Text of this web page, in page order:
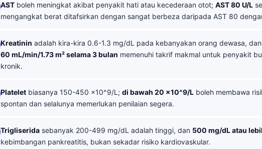
AST boleh meningkat akibat penyakit hati atau kecederaan otot; AST 80 U/L
mengangkat berat ditafsirkan dengan sangat berbeza daripada AST 80
Kreatinin adalah kira-kira 0.6-1.3 mg/dL pada kebanyakan orang dewasa, dan
60 mL/min/1.73 m² selama 3 bulan memenuhi takrif makmal untuk penyakit
kronik.
Platelet biasanya 150-450 x10^9/L; di bawah 20 x10^9/L boleh membawa
spontan dan selalunya memerlukan penilaian segera.
Trigliserida sebanyak 200-499 mg/dL adalah tinggi, dan 500 mg/dL atau
kebimbangan pankreatitis, bukan sekadar risiko kardiovaskular.